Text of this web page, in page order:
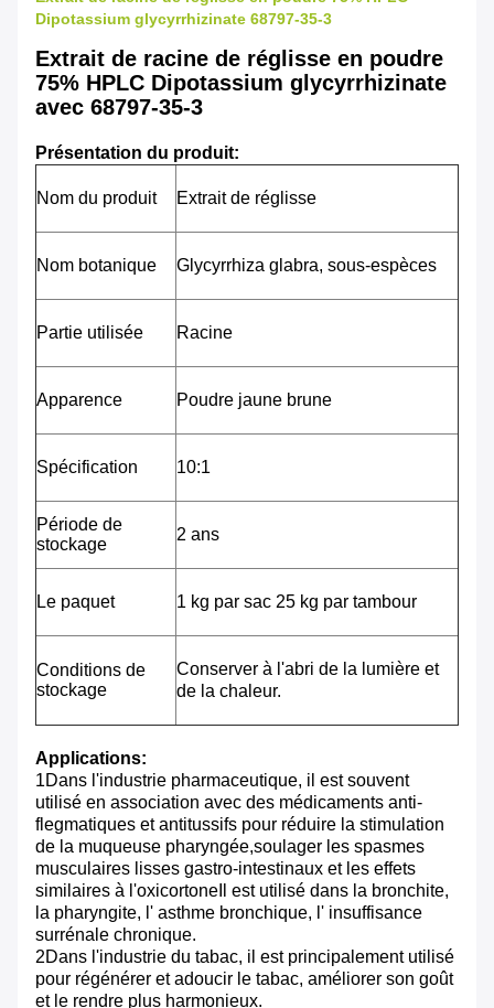
Dipotassium glycyrrhizinate 68797-35-3
Extrait de racine de réglisse en poudre
75% HPLC Dipotassium glycyrrhizinate
avec 68797-35-3
Présentation du produit:
Nom du produit Extrait de réglisse
Nom botanique Glycyrrhiza glabra, sous-espèces
Partie utilisée Racine
Apparence Poudre jaune brune
Spécification 10:1
Période de
stockage
2 ans
Le paquet 1 kg par sac 25 kg par tambour
Conditions de
stockage
Conserver à l'abri de la lumière et
de la chaleur.
Applications:
1Dans l'industrie pharmaceutique, il est souvent
utilisé en association avec des médicaments anti-
flegmatiques et antitussifs pour réduire la stimulation
de la muqueuse pharyngée,soulager les spasmes
musculaires lisses gastro-intestinaux et les effets
similaires à l'oxicortoneIl est utilisé dans la bronchite,
la pharyngite, l' asthme bronchique, l' insuffisance
surrénale chronique.
2Dans l'industrie du tabac, il est principalement utilisé
pour régénérer et adoucir le tabac, améliorer son goût
et le rendre plus harmonieux.